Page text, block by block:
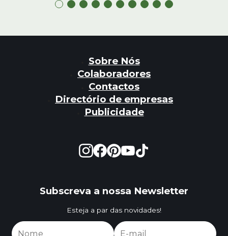
Sobre Nós
Colaboradores
Contactos
Directório de empresas
Publicidade
Subscreva a nossa Newsletter
Esteja a par das novidades!